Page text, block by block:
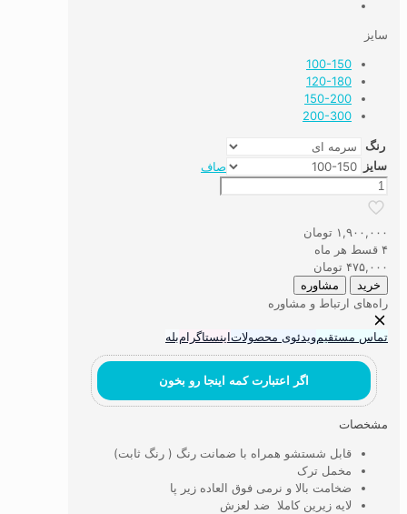
سایز
100-150
120-180
150-200
200-300
رنگ
سایز
صاف
فرشینه
طرح
افشان
افرنگ
عدد
۱,۹۰۰,۰۰۰ تومان
۴ قسط هر ماه
۴۷۵,۰۰۰ تومان
خرید مشاوره
راه‌های ارتباط و مشاوره
تماس مستقیمویدئوی محصولاتاینستاگرامبله
اگر اعتبارت کمه اینجا رو بخون
مشخصات
قابل شستشو همراه با ضمانت رنگ ( رنگ ثابت)
مخمل ترک
ضخامت بالا و نرمی فوق العاده زیر پا
لایه زیرین کاملا ضد لعزش